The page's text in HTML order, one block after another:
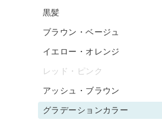
黒髪
ブラウン・ベージュ
イエロー・オレンジ
レッド・ピンク
アッシュ・ブラウン
グラデーションカラー